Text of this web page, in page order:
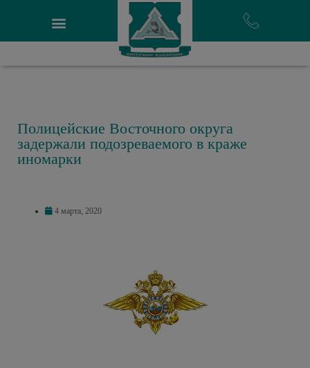
Полицейские Восточного округа
задержали подозреваемого в краже
иномарки
4 марта, 2020